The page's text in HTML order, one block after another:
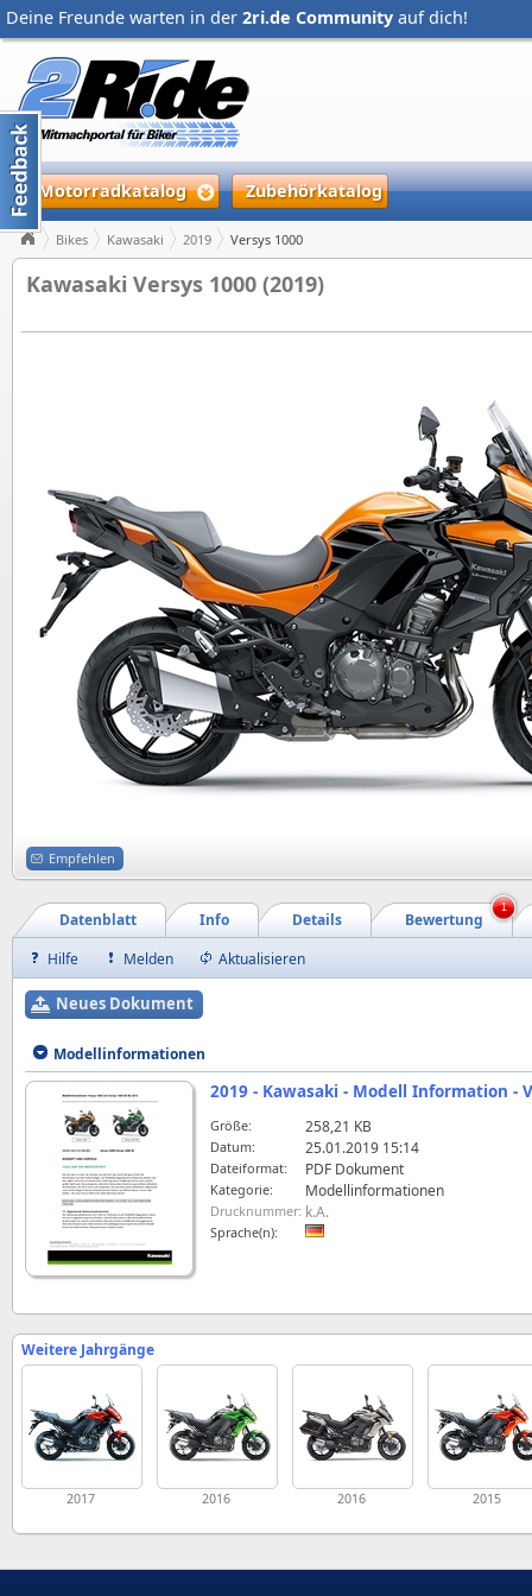
Deine Freunde warten in der 2ri.de Community auf dich!
Motorradkatalog Zubehörkatalog
Bikes Kawasaki 2019 Versys 1000
Kawasaki Versys 1000 (2019)
Empfehlen
Bewertung
Details
Info
Datenblatt
1
Hilfe Melden Aktualisieren
Neues Dokument
Modellinformationen
2019 - Kawasaki - Modell Information -
Größe: 258,21 KB
Datum: 25.01.2019 15:14
Dateiformat: PDF Dokument
Kategorie: Modellinformationen
Drucknummer: k.A.
Sprache(n):
Weitere Jahrgänge
2017 2016 2016 2015